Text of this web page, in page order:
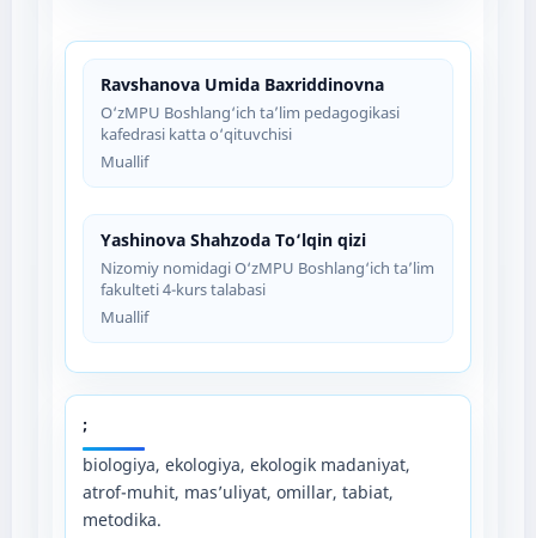
Ravshanova Umida Baxriddinovna
O‘zMPU Boshlang‘ich ta’lim pedagogikasi
kafedrasi katta o‘qituvchisi
Muallif
Yashinova Shahzoda To‘lqin qizi
Nizomiy nomidagi O‘zMPU Boshlang‘ich ta’lim
fakulteti 4-kurs talabasi
Muallif
;
biologiya, ekologiya, ekologik madaniyat,
atrof-muhit, mas’uliyat, omillar, tabiat,
metodika.